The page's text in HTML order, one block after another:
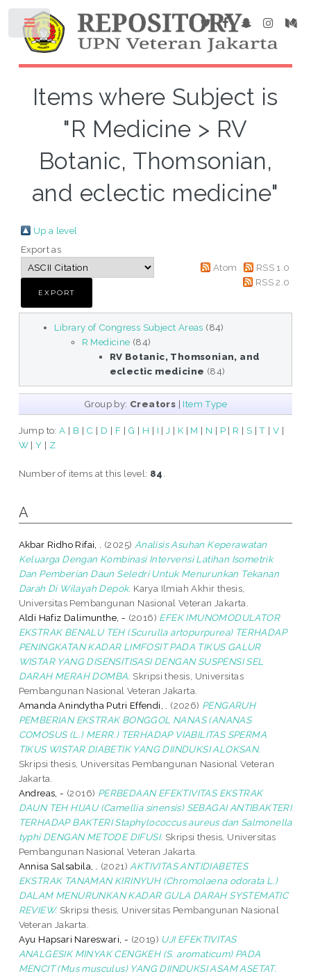
Items where Subject is
"R Medicine > RV
Botanic, Thomsonian,
and eclectic medicine"
Up a level
Export as
Atom
RSS 1.0
RSS 2.0
Library of Congress Subject Areas (84)
R Medicine (84)
RV Botanic, Thomsonian, and
eclectic medicine (84)
Group by: Creators | Item Type
Jump to:A | B | C | D | F | G | H | I | J | K | M | N | P| R | S |T |V |
W |Y | Z
Number of items at this level: 84
A
Akbar Ridho Rifai, . (2025) Analisis Asuhan Keperawatan
Keluarga Dengan Kombinasi Intervensi Latihan Isometrik
Dan Pemberian Daun Seledri Untuk Menurunkan Tekanan
Darah Di Wilayah Depok. Karya Ilmiah Akhir thesis,
Universitas Pembangunan Nasional Veteran Jakarta.
Aldi Hafiz Dalimunthe, - (2016) EFEK IMUNOMODULATOR
EKSTRAK BENALU TEH (Scurulla artopurpurea) TERHADAP
PENINGKATAN KADAR LIMFOSIT PADA TIKUS GALUR
WISTAR YANG DISENSITISASI DENGAN SUSPENSI SEL
DARAH MERAH DOMBA. Skripsi thesis, Universitas
Pembangunan Nasional Veteran Jakarta.
Amanda Anindytha Putri Effendi, .
(2026) PENGARUH
PEMBERIAN EKSTRAK BONGGOL NANAS (ANANAS
COMOSUS (L.) MERR.) TERHADAP VIABILITAS SPERMA
TIKUS WISTAR DIABETIK YANG DIINDUKSI ALOKSAN.
Skripsi thesis, Universitas Pembangunan Nasional Veteran
Jakarta.
Andreas, - (2016) PERBEDAAN EFEKTIVITAS EKSTRAK
DAUN TEH HIJAU (Camellia sinensis) SEBAGAI ANTIBAKTERI
TERHADAP BAKTERI Staphylococcus aureus dan Salmonella
typhi DENGAN METODE DIFUSI. Skripsi thesis, Universitas
Pembangunan Nasional Veteran Jakarta.
Annisa Salsabila, .
(2021) AKTIVITAS ANTIDIABETES
EKSTRAK TANAMAN KIRINYUH (Chromolaena odorata L.)
DALAM MENURUNKAN KADAR GULA DARAH SYSTEMATIC
REVIEW. Skripsi thesis, Universitas Pembangunan Nasional
Veteran Jakarta.
Ayu Hapsari Nareswari, - (2019) UJI EFEKTIVITAS
ANALGESIK MINYAK CENGKEH (S. aromaticum) PADA
MENCIT (Mus musculus) YANG DIINDUKSI ASAM ASETAT.